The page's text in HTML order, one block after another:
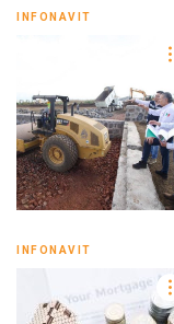
INFONAVIT
INFONAVIT